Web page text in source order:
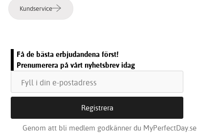
Kundservice
Få de bästa erbjudandena först!
Prenumerera på vårt nyhetsbrev idag
Genom att bli medlem godkänner du MyPerfectDay.se